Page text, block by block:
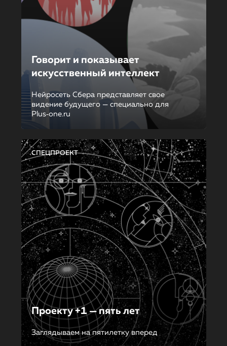
Говорит и показывает
искусственный интеллект
Нейросеть Сбера представляет свое
видение будущего — специально для
Plus‑one.ru
СПЕЦПРОЕКТ
Проекту +1 — пять лет
Заглядываем на пятилетку вперед